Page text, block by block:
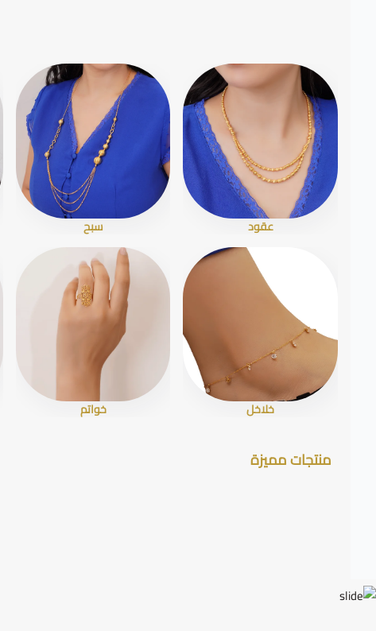
عقود سبح
خلاخل خواتم
منتجات مميزة